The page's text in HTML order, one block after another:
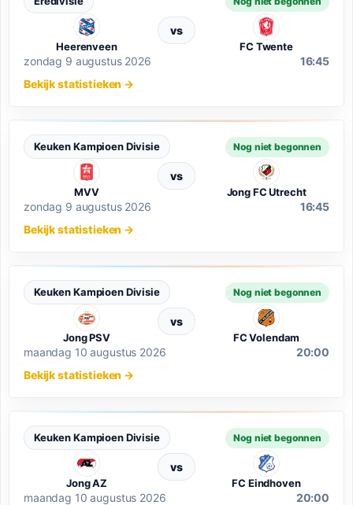
Heerenveen
vs
FC Twente
zondag 9 augustus 2026
16:45
Bekijk statistieken →
Keuken Kampioen Divisie Nog niet begonnen
MVV
vs
Jong FC Utrecht
zondag 9 augustus 2026
16:45
Bekijk statistieken →
Keuken Kampioen Divisie Nog niet begonnen
Jong PSV
vs
FC Volendam
maandag 10 augustus 2026
20:00
Bekijk statistieken →
Keuken Kampioen Divisie Nog niet begonnen
Jong AZ
vs
FC Eindhoven
maandag 10 augustus 2026
20:00